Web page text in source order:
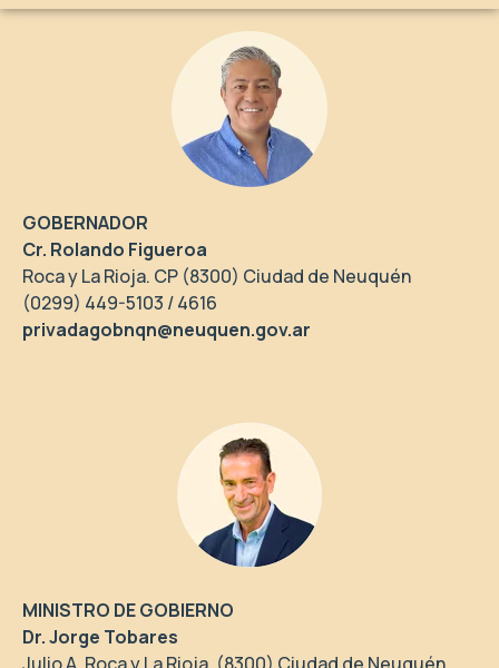
GOBERNADOR
Cr. Rolando Figueroa
Roca y La Rioja. CP (8300) Ciudad de Neuquén
(0299) 449-5103 / 4616
privadagobnqn@neuquen.gov.ar
MINISTRO DE GOBIERNO
Dr. Jorge Tobares